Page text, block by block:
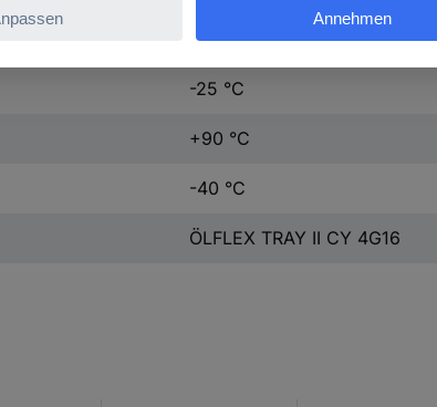
+90 °C
-25 °C
+90 °C
-40 °C
ÖLFLEX TRAY II CY 4G16